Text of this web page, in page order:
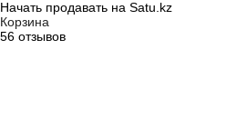
Начать продавать на Satu.kz
Корзина
56 отзывов